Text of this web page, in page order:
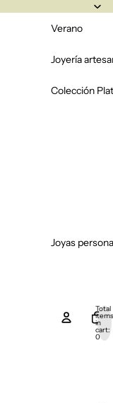
Verano
Joyería
Colección
Joyas
Total
items
in
cart:
0